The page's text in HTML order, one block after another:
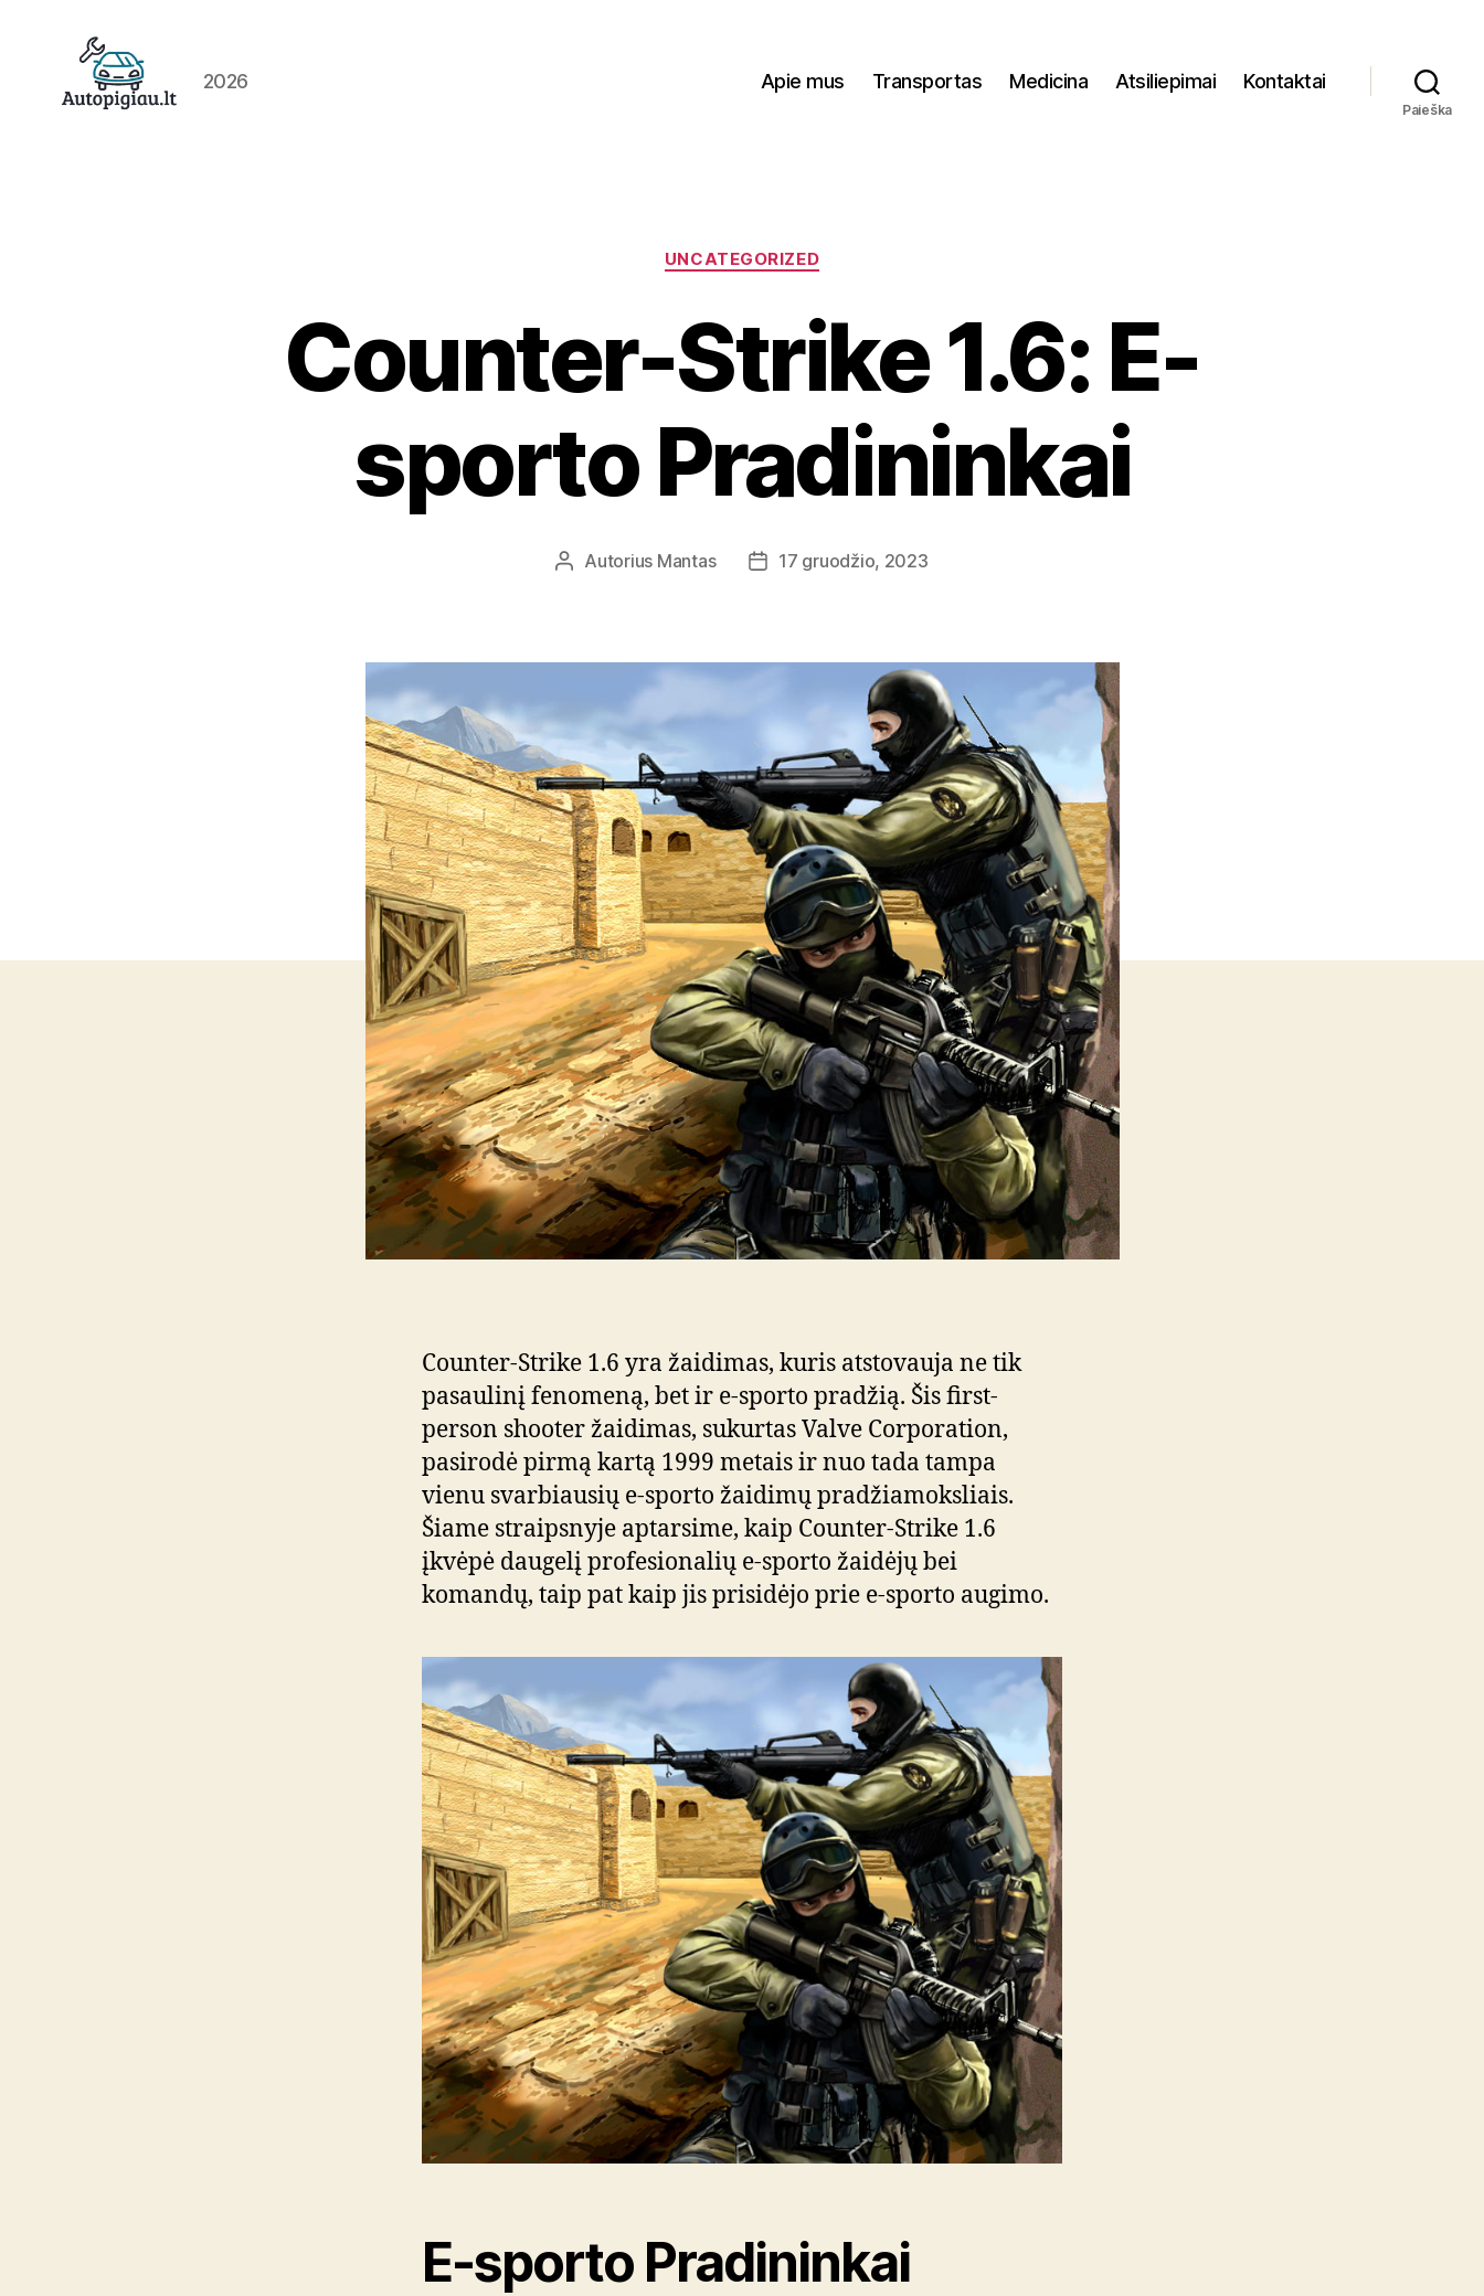
2026 Apie mus Transportas Medicina Atsiliepimai Kontaktai
Paieška
Kategorijos
UNCATEGORIZED
Counter-Strike 1.6: E-
sporto Pradininkai
ĮrašoAutorius Mantas
Įrašo17 gruodžio, 2023
Counter-Strike 1.6 yra žaidimas, kuris atstovauja ne tik
pasaulinį fenomeną, bet ir e-sporto pradžią. Šis first-
person shooter žaidimas, sukurtas Valve Corporation,
pasirodė pirmą kartą 1999 metais ir nuo tada tampa
vienu svarbiausių e-sporto žaidimų pradžiamoksliais.
Šiame straipsnyje aptarsime, kaip Counter-Strike 1.6
įkvėpė daugelį profesionalių e-sporto žaidėjų bei
komandų, taip pat kaip jis prisidėjo prie e-sporto augimo.
E-sporto Pradininkai